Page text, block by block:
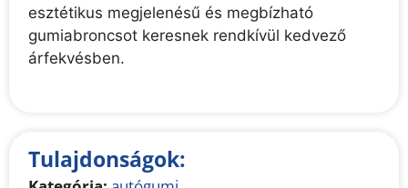
esztétikus megjelenésű és megbízható
gumiabroncsot keresnek rendkívül kedvező
árfekvésben.
Tulajdonságok: